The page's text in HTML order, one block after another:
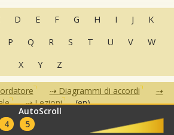
AutoScroll
4 5
D E F G H I J
K
P Q R S T U V
W
X
Y Z
Diagrammi di accordi
Lezioni (en)
Condizioni d'uso Partner•Club